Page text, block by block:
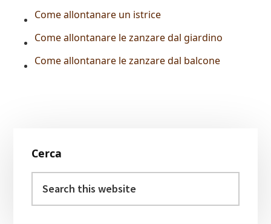
Come allontanare un istrice
Come allontanare le zanzare dal giardino
Come allontanare le zanzare dal balcone
Sidebar
Cerca
this